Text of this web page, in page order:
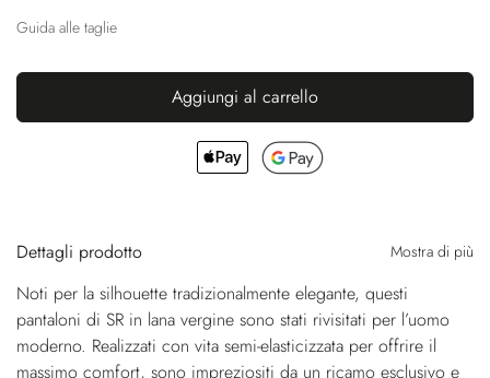
Guida alle taglie
Aggiungi al carrello
Dettagli prodotto Mostra di più
Noti per la silhouette tradizionalmente elegante, questi
pantaloni di SR in lana vergine sono stati rivisitati per l’uomo
moderno. Realizzati con vita semi-elasticizzata per offrire il
massimo comfort, sono impreziositi da un ricamo esclusivo e